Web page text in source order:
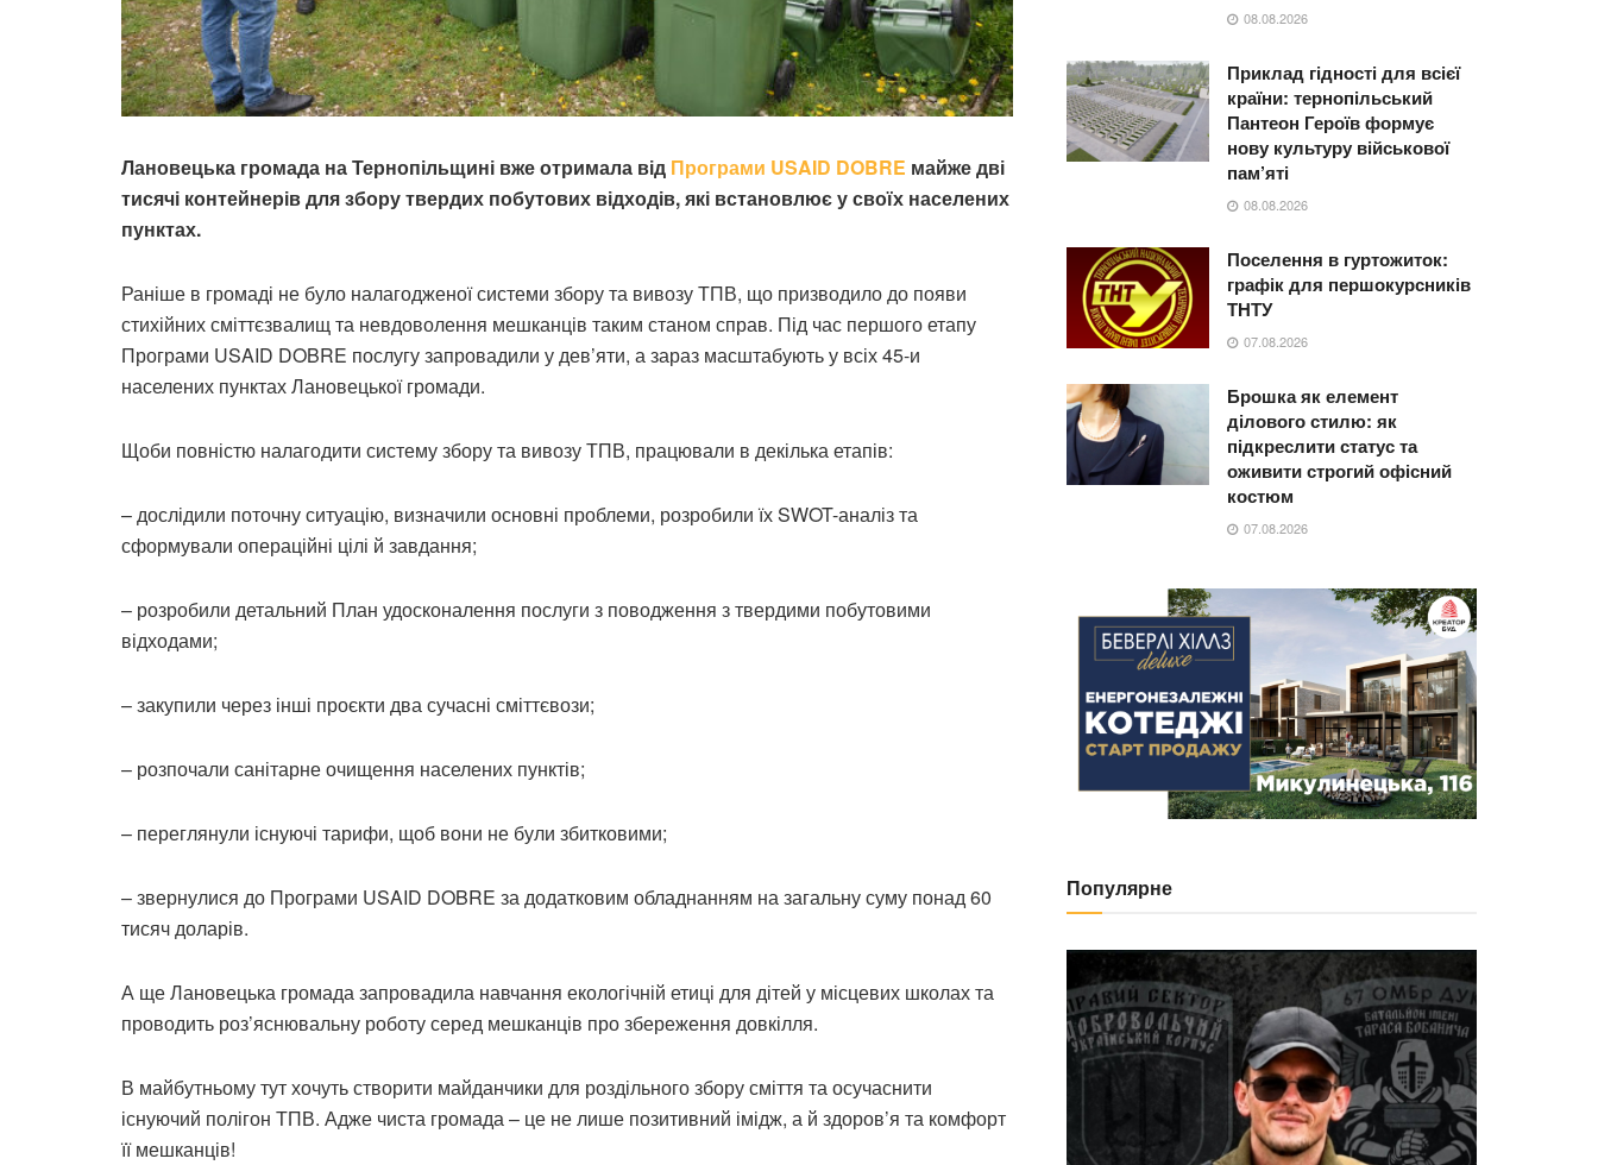
Лановецька громада на Тернопільщині вже отримала від Програми USAID DOBRE майже дві
тисячі контейнерів для збору твердих побутових відходів, які встановлює у своїх населених
пунктах.
Раніше в громаді не було налагодженої системи збору та вивозу ТПВ, що призводило до появи
стихійних сміттєзвалищ та невдоволення мешканців таким станом справ. Під час першого етапу
Програми USAID DOBRE послугу запровадили у дев’яти, а зараз масштабують у всіх 45-и
населених пунктах Лановецької громади.
Щоби повністю налагодити систему збору та вивозу ТПВ, працювали в декілька етапів:
– дослідили поточну ситуацію, визначили основні проблеми, розробили їх SWOT-аналіз та
сформували операційні цілі й завдання;
– розробили детальний План удосконалення послуги з поводження з твердими побутовими
відходами;
– закупили через інші проєкти два сучасні сміттєвози;
– розпочали санітарне очищення населених пунктів;
– переглянули існуючі тарифи, щоб вони не були збитковими;
– звернулися до Програми USAID DOBRE за додатковим обладнанням на загальну суму понад 60
тисяч доларів.
А ще Лановецька громада запровадила навчання екологічній етиці для дітей у місцевих школах та
проводить роз’яснювальну роботу серед мешканців про збереження довкілля.
В майбутньому тут хочуть створити майданчики для роздільного збору сміття та осучаснити
існуючий полігон ТПВ. Адже чиста громада – це не лише позитивний імідж, а й здоров’я та комфорт
її мешканців!
08.08.2026
Приклад гідності для всієї
країни: тернопільський
Пантеон Героїв формує
нову культуру військової
пам’яті
08.08.2026
Поселення в гуртожиток:
графік для першокурсників
ТНТУ
07.08.2026
Брошка як елемент
ділового стилю: як
підкреслити статус та
оживити строгий офісний
костюм
07.08.2026
Популярне